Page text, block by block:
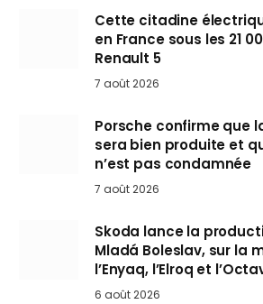
Cette citadine
en France sous les 21
Renault 5
7 août 2026
Porsche confirme que
sera bien produite et
n’est pas condamnée
7 août 2026
Skoda lance la
Mladá Boleslav, sur la
l’Enyaq, l’Elroq et
6 août 2026